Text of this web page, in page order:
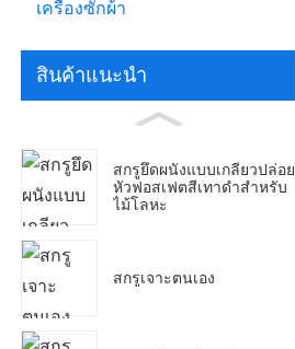
เครื่องซักผ้า
สินค้าแนะนำ
สกรูยึดผนังแบบเกลียวปล่อย
หัวฟอสเฟตสีเทาดำสำหรับ
ไม้โลหะ
สกรูเจาะตนเอง